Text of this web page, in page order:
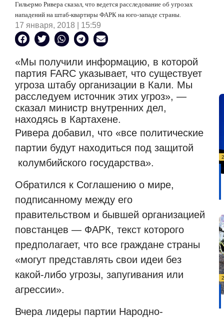
Гильермо Ривера сказал, что ведется расследование об угрозах
нападений на штаб-квартиры ФАРК на юго-западе страны.
17 января, 2018 | 15:59
«Мы получили информацию, в которой
партия FARC указывает, что существует
угроза штабу организации в Кали. Мы
расследуем источник этих угроз», —
сказал министр внутренних дел,
находясь в Картахене.
Ривера добавил, что «все политические
партии будут находиться под защитой
колумбийского государства».
Обратился к Соглашению о мире,
подписанному между его
правительством и бывшей организацией
повстанцев — ФАРК, текст которого
предполагает, что все граждане страны
«могут представлять свои идеи без
какой-либо угрозы, запугивания или
агрессии».
Вчера лидеры партии Народно-